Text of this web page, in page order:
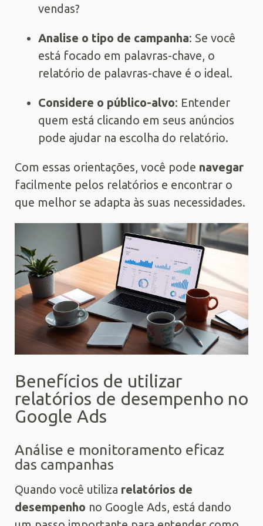
vendas?
Analise o tipo de campanha: Se você
está focado em palavras-chave, o
relatório de palavras-chave é o ideal.
Considere o público-alvo: Entender
quem está clicando em seus anúncios
pode ajudar na escolha do relatório.
Com essas orientações, você pode navegar
facilmente pelos relatórios e encontrar o
que melhor se adapta às suas necessidades.
Benefícios de utilizar
relatórios de desempenho no
Google Ads
Análise e monitoramento eficaz
das campanhas
Quando você utiliza relatórios de
desempenho no Google Ads, está dando